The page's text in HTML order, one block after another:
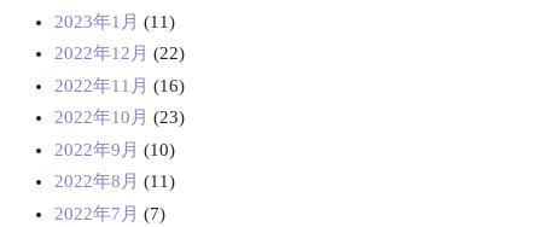
2023年1月 (11)
2022年12月 (22)
2022年11月 (16)
2022年10月 (23)
2022年9月 (10)
2022年8月 (11)
2022年7月 (7)